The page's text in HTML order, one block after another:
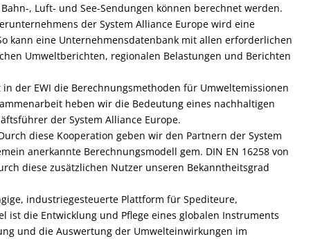
, Luft- und See-Sendungen können berechnet werden.
der System Alliance Europe wird eine
kann eine Unternehmensdatenbank mit allen erforderlichen
Umweltberichten, regionalen Belastungen und Berichten
der EWI die Berechnungsmethoden für Umweltemissionen
heben wir die Bedeutung eines nachhaltigen
der System Alliance Europe.
diese Kooperation geben wir den Partnern der System
anerkannte Berechnungsmodell gem. DIN EN 16258 von
diese zusätzlichen Nutzer unseren Bekanntheitsgrad
industriegesteuerte Plattform für Spediteure,
ist die Entwicklung und Pflege eines globalen Instruments
und die Auswertung der Umwelteinwirkungen im